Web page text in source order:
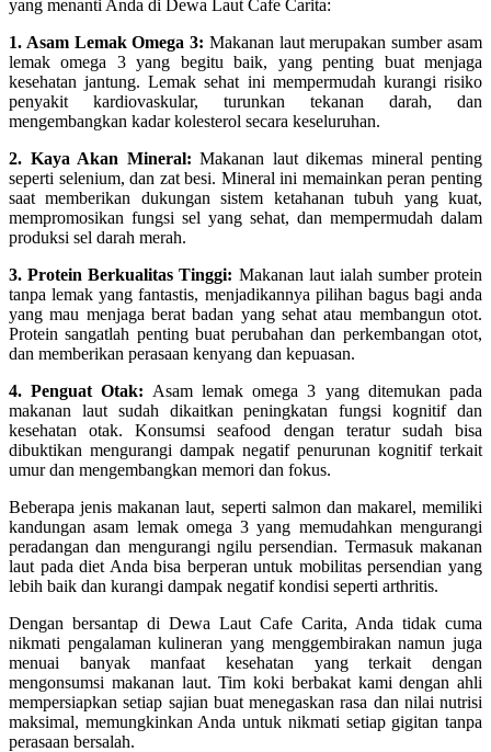
yang menanti Anda di Dewa Laut Cafe Carita:
1. Asam Lemak Omega 3: Makanan laut merupakan sumber asam
lemak omega 3 yang begitu baik, yang penting buat menjaga
kesehatan jantung. Lemak sehat ini mempermudah kurangi risiko
penyakit kardiovaskular, turunkan tekanan darah, dan
mengembangkan kadar kolesterol secara keseluruhan.
2. Kaya Akan Mineral: Makanan laut dikemas mineral penting
seperti selenium, dan zat besi. Mineral ini memainkan peran penting
saat memberikan dukungan sistem ketahanan tubuh yang kuat,
mempromosikan fungsi sel yang sehat, dan mempermudah dalam
produksi sel darah merah.
3. Protein Berkualitas Tinggi: Makanan laut ialah sumber protein
tanpa lemak yang fantastis, menjadikannya pilihan bagus bagi anda
yang mau menjaga berat badan yang sehat atau membangun otot.
Protein sangatlah penting buat perubahan dan perkembangan otot,
dan memberikan perasaan kenyang dan kepuasan.
4. Penguat Otak: Asam lemak omega 3 yang ditemukan pada
makanan laut sudah dikaitkan peningkatan fungsi kognitif dan
kesehatan otak. Konsumsi seafood dengan teratur sudah bisa
dibuktikan mengurangi dampak negatif penurunan kognitif terkait
umur dan mengembangkan memori dan fokus.
Beberapa jenis makanan laut, seperti salmon dan makarel, memiliki
kandungan asam lemak omega 3 yang memudahkan mengurangi
peradangan dan mengurangi ngilu persendian. Termasuk makanan
laut pada diet Anda bisa berperan untuk mobilitas persendian yang
lebih baik dan kurangi dampak negatif kondisi seperti arthritis.
Dengan bersantap di Dewa Laut Cafe Carita, Anda tidak cuma
nikmati pengalaman kulineran yang menggembirakan namun juga
menuai banyak manfaat kesehatan yang terkait dengan
mengonsumsi makanan laut. Tim koki berbakat kami dengan ahli
mempersiapkan setiap sajian buat menegaskan rasa dan nilai nutrisi
maksimal, memungkinkan Anda untuk nikmati setiap gigitan tanpa
perasaan bersalah.